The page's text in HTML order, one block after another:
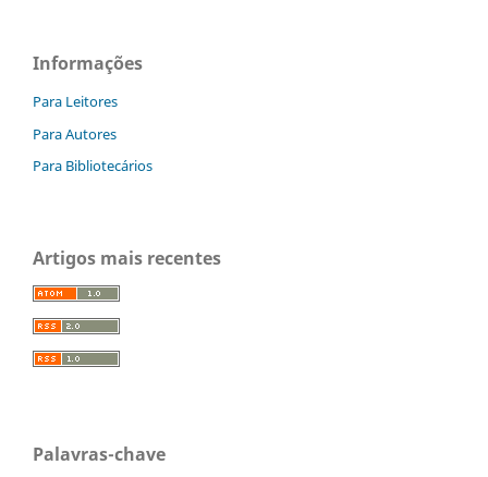
Informações
Para Leitores
Para Autores
Para Bibliotecários
Artigos mais recentes
Palavras-chave